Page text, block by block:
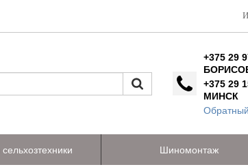
+375 29
+375 29
МИНСК
Шиномонтаж